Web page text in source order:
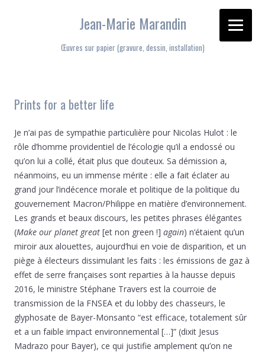
Jean-Marie Marandin
Œuvres sur papier (gravure, dessin, installation)
Prints for a better life
Je n’ai pas de sympathie particulière pour Nicolas Hulot : le
rôle d’homme providentiel de l’écologie qu’il a endossé ou
qu’on lui a collé, était plus que douteux. Sa démission a,
néanmoins, eu un immense mérite : elle a fait éclater au
grand jour l’indécence morale et politique de la politique du
gouvernement Macron/Philippe en matière d’environnement.
Les grands et beaux discours, les petites phrases élégantes
(Make our planet great [et non green !] again) n’étaient qu’un
miroir aux alouettes, aujourd’hui en voie de disparition, et un
piège à électeurs dissimulant les faits : les émissions de gaz à
effet de serre françaises sont reparties à la hausse depuis
2016, le ministre Stéphane Travers est la courroie de
transmission de la FNSEA et du lobby des chasseurs, le
glyphosate de Bayer-Monsanto “est efficace, totalement sûr
et a un faible impact environnemental […]” (dixit Jesus
Madrazo pour Bayer), ce qui justifie amplement qu’on ne